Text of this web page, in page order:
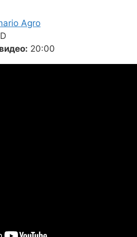
Agro
20:00